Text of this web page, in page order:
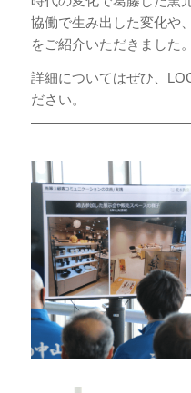
協働で生み出した変化や
をご紹介いただきました。
詳細についてはぜひ、
ださい。